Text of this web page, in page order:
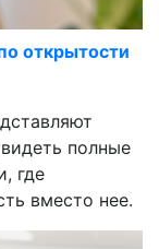
открытости
полные
где
вместо нее.